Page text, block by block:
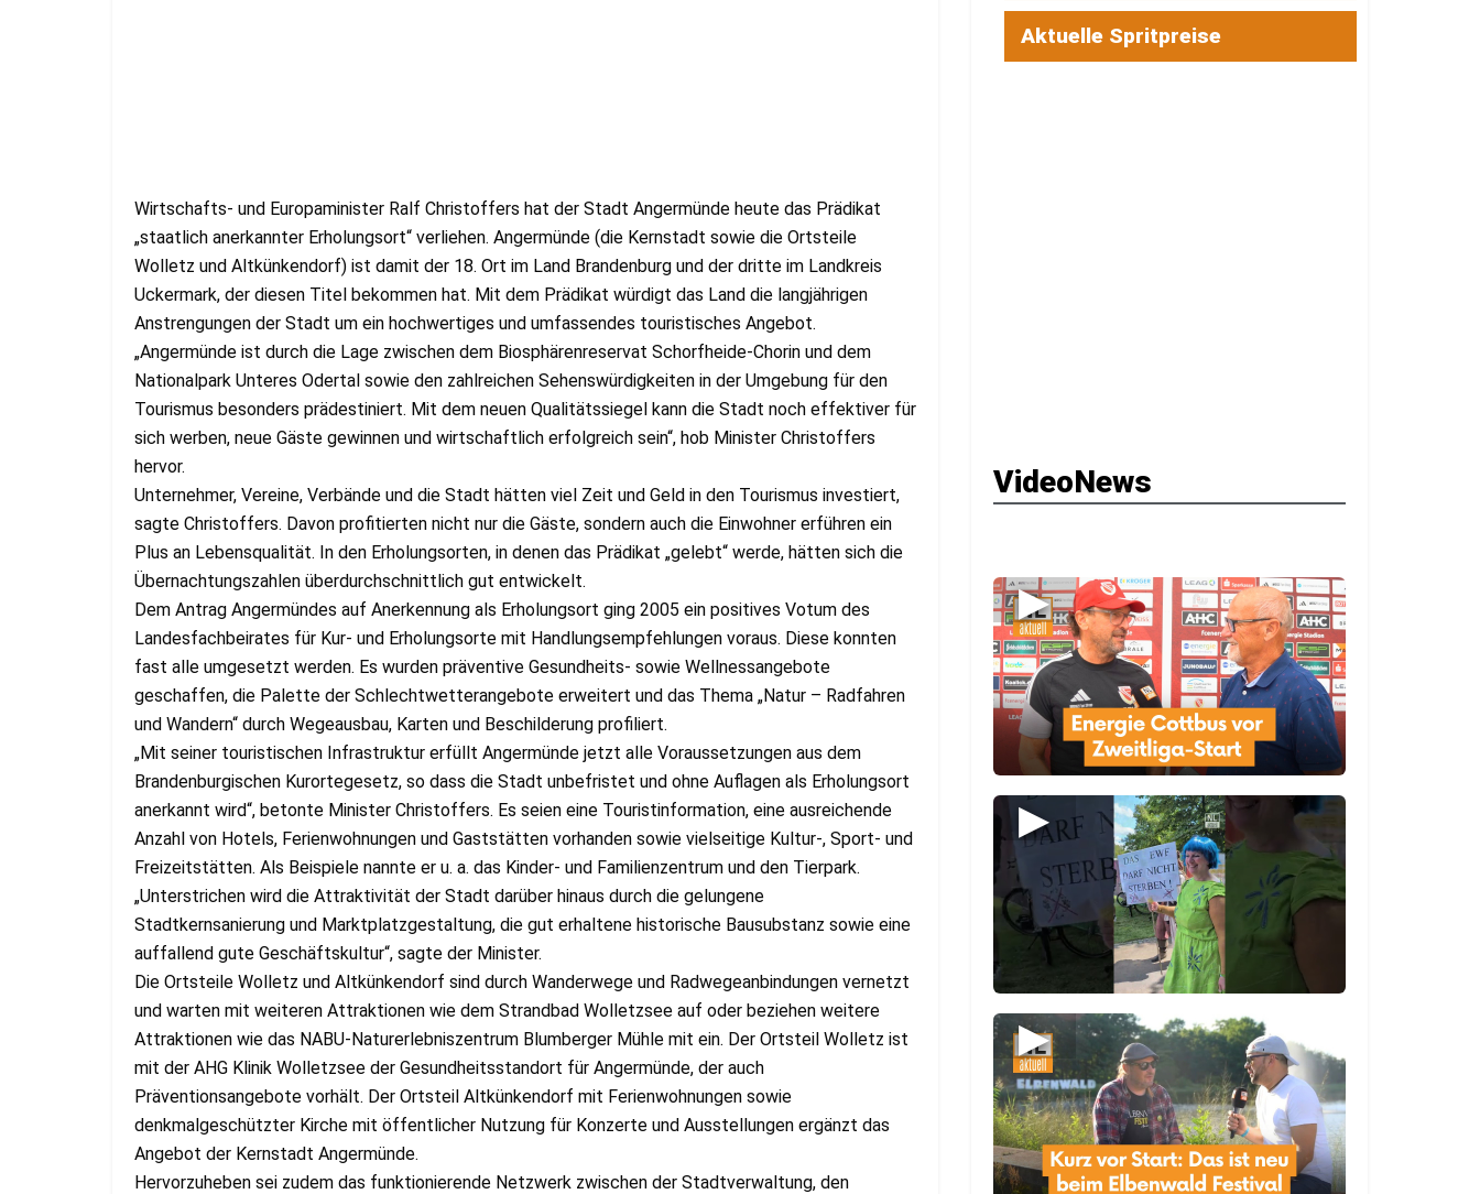
Wirtschafts- und Europaminister Ralf Christoffers hat der Stadt Angermünde heute das Prädikat
„staatlich anerkannter Erholungsort“ verliehen. Angermünde (die Kernstadt sowie die Ortsteile
Wolletz und Altkünkendorf) ist damit der 18. Ort im Land Brandenburg und der dritte im Landkreis
Uckermark, der diesen Titel bekommen hat. Mit dem Prädikat würdigt das Land die langjährigen
Anstrengungen der Stadt um ein hochwertiges und umfassendes touristisches Angebot.
„Angermünde ist durch die Lage zwischen dem Biosphärenreservat Schorfheide-Chorin und dem
Nationalpark Unteres Odertal sowie den zahlreichen Sehenswürdigkeiten in der Umgebung für den
Tourismus besonders prädestiniert. Mit dem neuen Qualitätssiegel kann die Stadt noch effektiver für
sich werben, neue Gäste gewinnen und wirtschaftlich erfolgreich sein“, hob Minister Christoffers
hervor.
Unternehmer, Vereine, Verbände und die Stadt hätten viel Zeit und Geld in den Tourismus investiert,
sagte Christoffers. Davon profitierten nicht nur die Gäste, sondern auch die Einwohner erführen ein
Plus an Lebensqualität. In den Erholungsorten, in denen das Prädikat „gelebt“ werde, hätten sich die
Übernachtungszahlen überdurchschnittlich gut entwickelt.
Dem Antrag Angermündes auf Anerkennung als Erholungsort ging 2005 ein positives Votum des
Landesfachbeirates für Kur- und Erholungsorte mit Handlungsempfehlungen voraus. Diese konnten
fast alle umgesetzt werden. Es wurden präventive Gesundheits- sowie Wellnessangebote
geschaffen, die Palette der Schlecht­wetterangebote erweitert und das Thema „Natur – Radfahren
und Wandern“ durch Wegeausbau, Karten und Beschilderung profiliert.
„Mit seiner touristischen Infrastruktur erfüllt Angermünde jetzt alle Voraussetzungen aus dem
Brandenburgischen Kurortegesetz, so dass die Stadt unbefristet und ohne Auflagen als Erholungsort
anerkannt wird“, betonte Minister Christoffers. Es seien eine Touristinformation, eine ausreichende
Anzahl von Hotels, Ferienwohnungen und Gaststätten vorhanden sowie vielseitige Kultur-, Sport- und
Freizeitstätten. Als Beispiele nannte er u. a. das Kinder- und Familienzentrum und den Tierpark.
„Unterstrichen wird die Attraktivität der Stadt darüber hinaus durch die gelungene
Stadtkernsanierung und Marktplatzgestaltung, die gut erhaltene historische Bausubstanz sowie eine
auffallend gute Geschäftskultur“, sagte der Minister.
Die Ortsteile Wolletz und Altkünkendorf sind durch Wanderwege und Radwege­anbindungen vernetzt
und warten mit weiteren Attraktionen wie dem Strandbad Wolletzsee auf oder beziehen weitere
Attraktionen wie das NABU-Natur­erlebniszentrum Blumberger Mühle mit ein. Der Ortsteil Wolletz ist
mit der AHG Klinik Wolletzsee der Gesundheitsstandort für Angermünde, der auch
Präventionsangebote vorhält. Der Ortsteil Altkünkendorf mit Ferienwohnungen sowie
denkmalgeschützter Kirche mit öffentlicher Nutzung für Konzerte und Ausstellungen ergänzt das
Angebot der Kernstadt Angermünde.
Hervorzuheben sei zudem das funktionierende Netzwerk zwischen der Stadtverwaltung, den
Aktuelle Spritpreise
VideoNews
▶
▶
▶